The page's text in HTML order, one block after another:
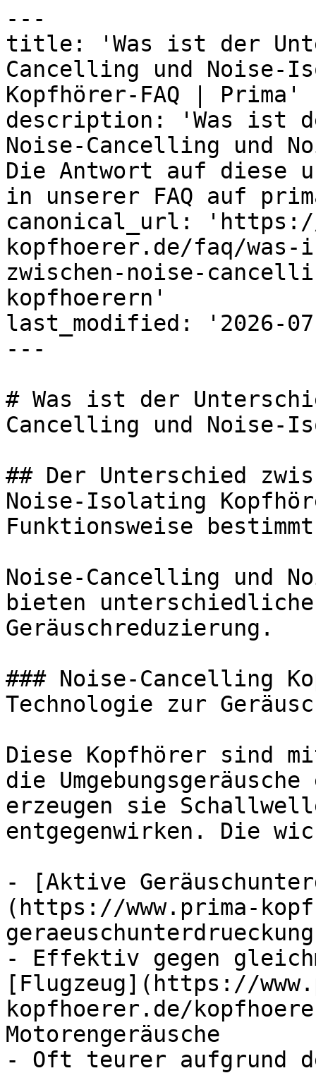
---
title: 'Was ist der
Cancelling und Noise-
Kopfhörer-FAQ | Prima'
description: 'Was ist
Noise-Cancelling und
Die Antwort auf diese
in unserer FAQ auf
canonical_url: 'https://
kopfhoerer.de/faq/
zwischen-noise-
kopfhoerern'
last_modified: '2026-
---
# Was ist der
Cancelling und Noise-
## Der Unterschied
Noise-Isolating
Funktionsweise bestimmt
Noise-Cancelling und
bieten
Geräuschreduzierung.
### Noise-Cancelling
Technologie zur
Diese Kopfhörer sind
die
erzeugen sie
entgegenwirken. Die
- [Aktive
(https://www.prima-
- Effektiv gegen
[Flugzeug](https://
kopfhoerer.de/
Motorengeräusche
- Oft teurer aufgrund